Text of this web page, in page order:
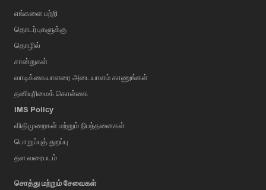
எங்களை பற்றி
தொடர்புகளுக்கு
தொழில்
சான்றுகள்
வாடிக்கையாளரை அடையாளம் காணுங்கள்
தனியுரிமைக் கொள்கை
IMS Policy
விதிமுறைகள் மற்றும் நிபந்தனைகள்
பொறுப்புத் துறப்பு
தள வரைபடம்
சொத்து மற்றும் சேவைகள்